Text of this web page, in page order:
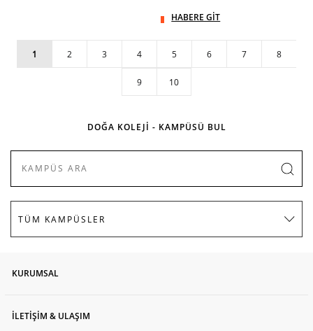
HABERE GİT
1 2 3 4 5 6 7 8
9 10
DOĞA KOLEJİ - KAMPÜSÜ BUL
KURUMSAL
İLETİŞİM & ULAŞIM